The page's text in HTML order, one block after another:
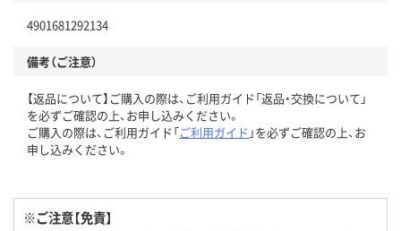
4901681292134
備考（ご注意）
【返品について】ご購入の際は、ご利用ガイド「返品・交換について」
を必ずご確認の上、お申し込みください。
ご購入の際は、ご利用ガイド「ご利用ガイド 」を必ずご確認の上、お
申し込みください。
※ご注意【免責】